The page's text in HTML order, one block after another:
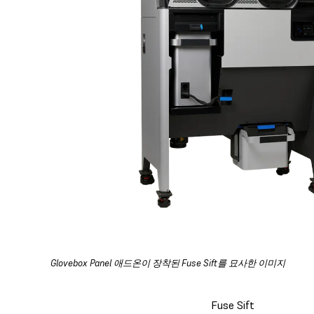
Glovebox Panel 애드온이 장착된 Fuse Sift를 묘사한 이미지
Fuse Sift